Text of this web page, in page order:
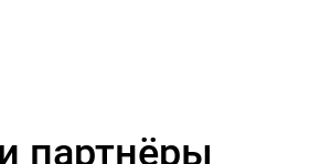
партнёры